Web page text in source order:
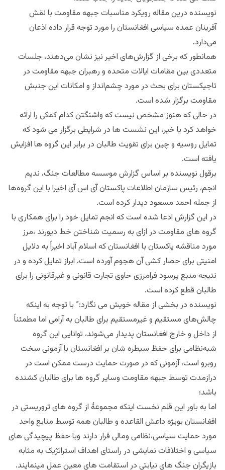
نویسنده درین مقاله رویکرد مناسبات جبهه مقاومت با نقش
آفرینان عمده سیاسی افغانستان را مورد توجه قرار داده اذعان
می‌دارد.
همانطور که برخی از گزارش‌های اخیر نیز نشان می‌دهند، جلسات
متعددی بین مقامات ایالات متحده و رهبران جبهه مقاومت در
تاجیکستان برای بحث در مورد چشم‌انداز و امکانات این جنبش
مقاومت برگزار شده است.
در حالی که هنوز مشخص نیست که واشنگتن کدام کمکی را ارائه
خواهد کرد یا خیر، این نشست ها در شرایطی برگزار می شود که
تمایل روسیه و چین برای تقویت طالبان در برابر این گروه ها افزایش
یافته است.
برقول نویسنده بر اساس گزارش موسسه مطالعات جنگ، ندیم
انجم، رئیس سازمان اطلاعات پاکستان آی اس آی اخیرا با این گروه‌ها
از جمله احمد مسعود دیدار کرده است.
در این گزارش ادعا شده است که انجم تمایل خود را برای همکاری با
گروه های مقاومت در ازای به رسمیت شناختن خط دیورند ،مرز
مورد مناقشه پاکستان با افغانستان که اسلام آباد اخیراً به دلایل
امنیتی برای حصار کشی آن هجوم آورده است، ابراز تمایل کرده و در
نتیجه منبع پرسود فرامرزی حاوی تجارت قانونی و غیرقانونی را برای
طالبان قطع کرده است.
نویسنده در بخشی از مقاله خویش می نگارد:” با توجه به اینکه
چالش‌های مستقیم و غیرمستقیم برای طالبان به آرامی اما مطمئناً
از داخل و خارج افغانستان پدیدار می‌شوند، توانایی این گروه
شبه‌نظامی برای حفظ سیطره شان بر افغانستان با آزمونی سخت
روبرو است، آزمونی که در صورت حمایت درست ممکن است در
درازمدت توسط جبهه مقاومت وسایر گروه ها برای طالبان کشنده
باشد؛
اما به باور این قلم نخست اینکه مجموعهٔ از گروه های تروریستی در
افغانستان بویژه داعش القاعده و طالبان همه توسط منابع واحد
مورد حمایت سیاسی،نظامی ومالی قرار دارند وبا حفظ پیچیدگی های
سیاسی و اختلافات نمایشی در راستای اهداف استراتژیک به مثابه
بازیگران جنگ های نیابتی در استقامت های معین عمل مینمایند.